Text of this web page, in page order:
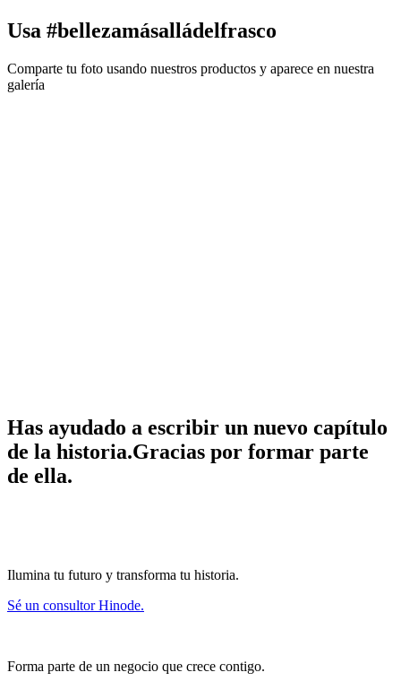
Usa #bellezamásalládelfrasco
Comparte tu foto usando nuestros productos y aparece en nuestra
galería
Has ayudado a escribir un nuevo capítulo
de la historia.Gracias por formar parte
de ella.
Ilumina tu futuro y transforma tu historia.
Sé un consultor Hinode.
Forma parte de un negocio que crece contigo.